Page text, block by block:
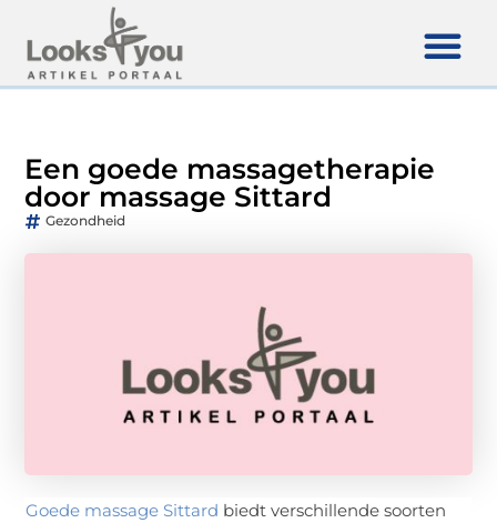
Een goede massagetherapie
door massage Sittard
Gezondheid
Goede massage Sittard biedt verschillende soorten